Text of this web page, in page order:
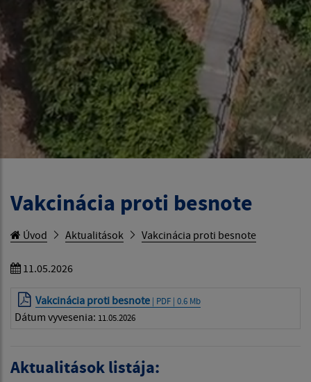
Vakcinácia proti besnote
Úvod Aktualitások Vakcinácia proti besnote
11.05.2026
Vakcinácia proti besnote | PDF | 0.6 Mb
Dátum vyvesenia: 11.05.2026
Aktualitások listája: